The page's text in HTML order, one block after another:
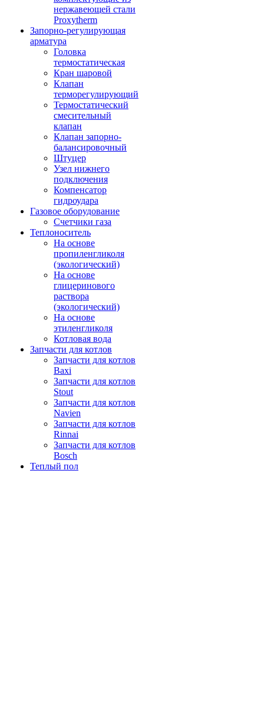
нержавеющей стали
Proxytherm
Запорно-регулирующая
арматура
Головка
термостатическая
Кран шаровой
Клапан
терморегулирующий
Термостатический
смесительный
клапан
Клапан запорно-
балансировочный
Штуцер
Узел нижнего
подключения
Компенсатор
гидроудара
Газовое оборудование
Счетчики газа
Теплоноситель
На основе
пропиленгликоля
(экологический)
На основе
глицеринового
раствора
(экологический)
На основе
этиленгликоля
Котловая вода
Запчасти для котлов
Запчасти для котлов
Baxi
Запчасти для котлов
Stout
Запчасти для котлов
Navien
Запчасти для котлов
Rinnai
Запчасти для котлов
Bosch
Теплый пол